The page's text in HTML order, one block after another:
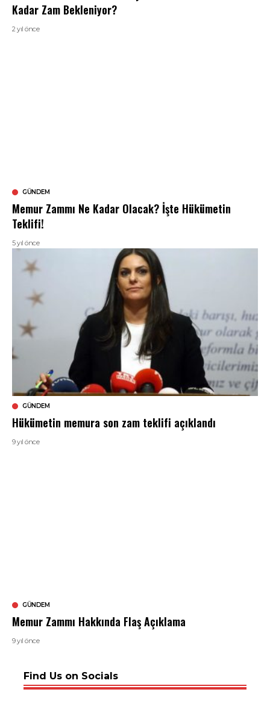
Kadar Zam Bekleniyor?
2 yıl önce
GÜNDEM
Memur Zammı Ne Kadar Olacak? İşte Hükümetin
Teklifi!
5 yıl önce
GÜNDEM
Hükümetin memura son zam teklifi açıklandı
9 yıl önce
GÜNDEM
Memur Zammı Hakkında Flaş Açıklama
9 yıl önce
Find Us on Socials